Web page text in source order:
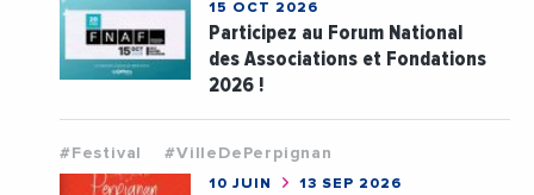
15 OCT 2026
Participez au Forum National
des Associations et Fondations
2026 !
#Festival #VilleDePerpignan
10 JUIN 13 SEP 2026